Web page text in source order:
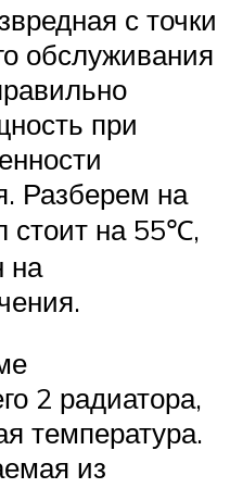
с точки
обслуживания
при
Разберем на
стоит на 55℃,
на
2 радиатора,
температура.
из